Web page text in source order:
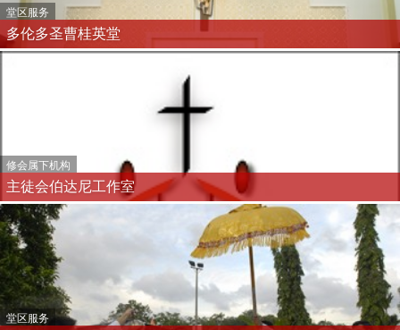
堂区服务
多伦多圣曹桂英堂
修会属下机构
主徒会伯达尼工作室
堂区服务